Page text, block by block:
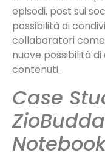
episodi, post sui
possibilità di
collaboratori
nuove possibilità
contenuti.
Case